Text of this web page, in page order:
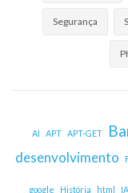
Segurança
AI APT APT-GET
desenvolvimento
google História html IA